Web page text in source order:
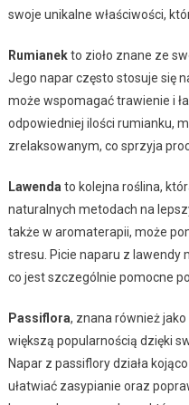
swoje unikalne właściwości,
Rumianekto zioło znane ze
Jego napar często stosuje się
może wspomagać trawienie i
odpowiedniej ilości rumianku,
zrelaksowanym, co sprzyja
Lawenda to kolejna roślina,
naturalnych metodach na
także w aromaterapii, może
stresu. Picie naparu z lawendy
co jest szczególnie pomocne po
Passiflora, znana również
większą popularnością dzięki
Napar z passiflory działa
ułatwiać zasypianie oraz